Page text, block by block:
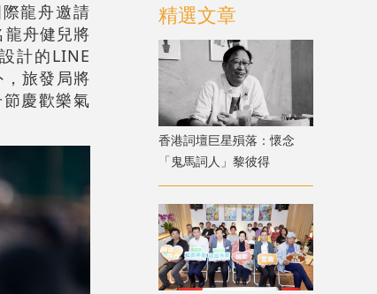
龍舟邀請
舟健兒將
計的LINE
旅發局將
慶歡樂氣
精選文章
香港詞壇巨星殞落：懷念
「鬼馬詞人」黎彼得